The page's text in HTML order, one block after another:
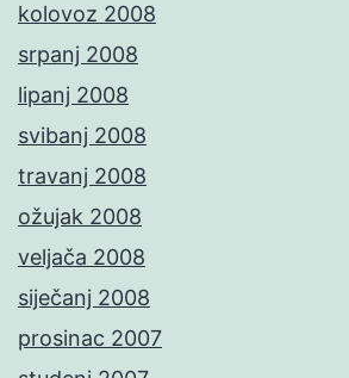
kolovoz 2008
srpanj 2008
lipanj 2008
svibanj 2008
travanj 2008
ožujak 2008
veljača 2008
siječanj 2008
prosinac 2007